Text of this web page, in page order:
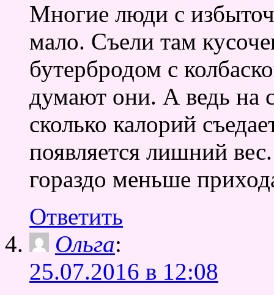
Многие люди с
мало. Съели там
бутербродом с
думают они. А ведь на
сколько калорий
появляется лишний
гораздо меньше
Ответить
Ольга:
25.07.2016 в 12:08